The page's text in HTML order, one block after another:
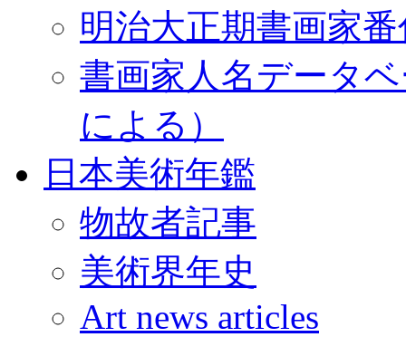
明治大正期書画家
書画家人名データ
による）
日本美術年鑑
物故者記事
美術界年史
Art news articles